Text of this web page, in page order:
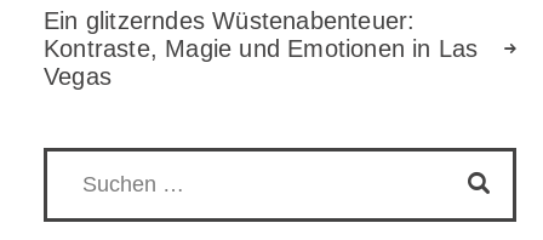
Ein glitzerndes Wüstenabenteuer:
Kontraste, Magie und Emotionen in Las
Vegas